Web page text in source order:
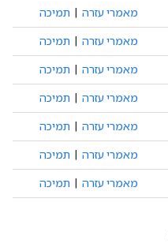
מאמרי עזרה תמיכה
מאמרי עזרה תמיכה
מאמרי עזרה תמיכה
מאמרי עזרה תמיכה
מאמרי עזרה תמיכה
מאמרי עזרה תמיכה
מאמרי עזרה תמיכה